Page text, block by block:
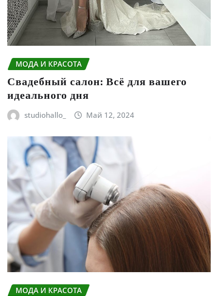
МОДА И КРАСОТА
Свадебный салон: Всё для вашего
идеального дня
studiohallo_ Май 12, 2024
МОДА И КРАСОТА